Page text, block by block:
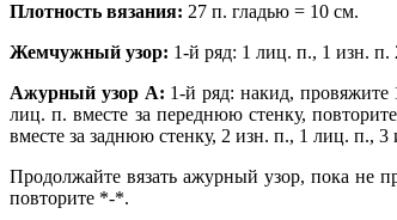
Плотность вязания: 27 п. гладью = 10 см.
Жемчужный узор: 1-й ряд: 1 лиц. п., 1 изн.
Ажурный узор А: 1-й ряд: накид,
лиц. п. вместе за переднюю стенку,
вместе за заднюю стенку, 2 изн. п., 1 лиц. п.,
Продолжайте вязать ажурный узор, пока не
повторите *-*.